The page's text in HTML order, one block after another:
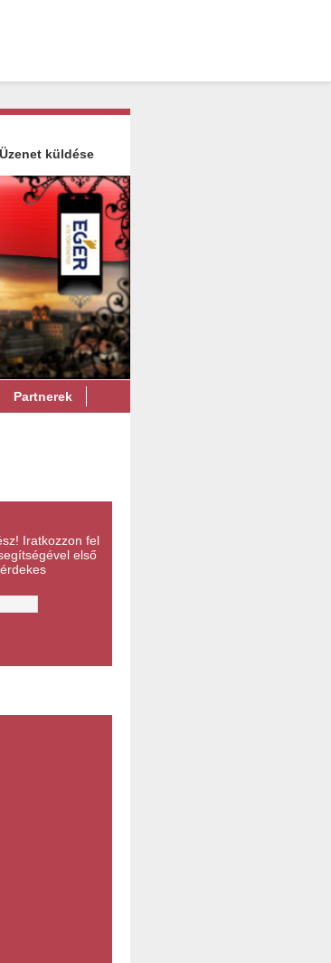
Üzenet küldése
Partnerek
Iratkozzon fel
első